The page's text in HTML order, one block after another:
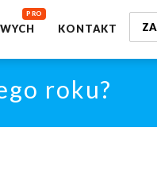
KONTAKT
roku?